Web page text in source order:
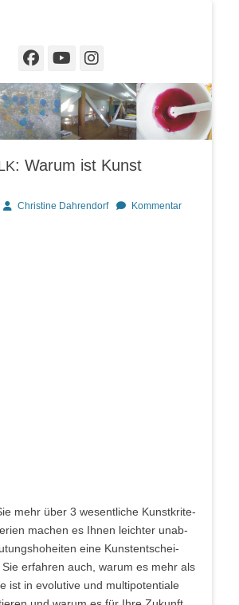
Facebook
YouTube
Instagram
: Warum ist Kunst
AutorChristine Dahrendorf
Kommentar
mehr über 3 wesent­li­che Kunst­kri­te­
machen es Ihnen leich­ter unab­
eine Kunst­ent­schei­
erfah­ren auch, war­um es mehr als
ist in evo­lu­ti­ve und mul­ti­po­ten­tia­le